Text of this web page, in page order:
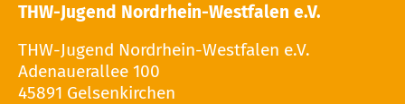
THW-Jugend Nordrhein-Westfalen e.V.
THW-Jugend Nordrhein-Westfalen e.V.
Adenauerallee 100
45891 Gelsenkirchen